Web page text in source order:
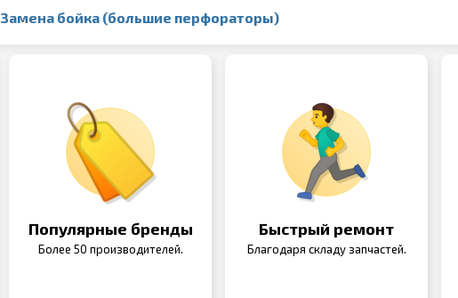
Замена бойка (большие перфораторы)
Популярные бренды
Более 50 производителей.
Быстрый ремонт
Благодаря складу запчастей.